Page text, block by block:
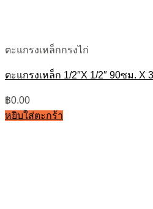
ตะแกรงเหล็กกรงไก่
ตะแกรงเหล็ก 1/2″X 1/2″ 90ซม. X
฿0.00
หยิบใส่ตะกร้า